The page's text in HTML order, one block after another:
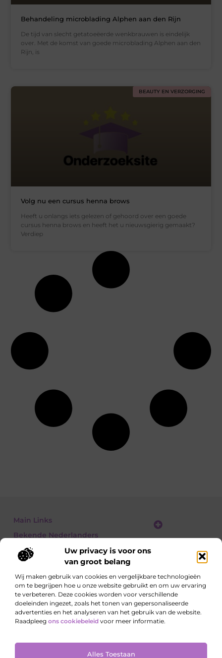
Uw privacy is voor ons
van groot belang
Wij maken gebruik van cookies en vergelijkbare technologieën
om te begrijpen hoe u onze website gebruikt en om uw ervaring
te verbeteren. Deze cookies worden voor verschillende
doeleinden ingezet, zoals het tonen van gepersonaliseerde
advertenties en het analyseren van het gebruik van de website.
Raadpleeg ons cookiebeleid voor meer informatie.
Alles Toestaan
Behandeling microblading Alphen aan den Rijn
De tijd van slecht getatoeëerde wenkbrauwen is eindelijk
over. Met de komst van goede microblading Alphen aan den
Rijn, is
BEAUTY EN VERZORGING
Volg nu een cursus henna brows
Heeft u onlangs iets gelezen of gehoord over een goede
cursus henna brows en heeft het u nieuwsgierig gemaakt?
Verdiep
Main Links
Bekende Nederlanders
Ontdek, lees, leer – elke dag opnieuw
Artikelen vol kennis, meningen en inspirerende